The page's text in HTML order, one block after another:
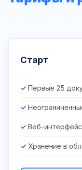
Старт
Первые 25
Веб-интерфейс
Хранение в